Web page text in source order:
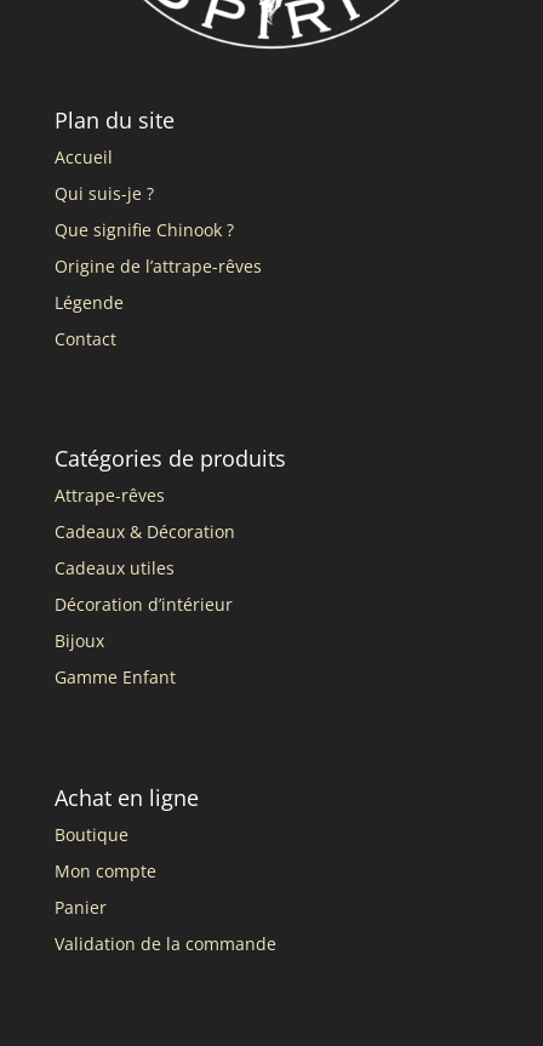
Plan du site
Accueil
Qui suis-je ?
Que signifie Chinook ?
Origine de l’attrape-rêves
Légende
Contact
Catégories de produits
Attrape-rêves
Cadeaux & Décoration
Cadeaux utiles
Décoration d’intérieur
Bijoux
Gamme Enfant
Achat en ligne
Boutique
Mon compte
Panier
Validation de la commande